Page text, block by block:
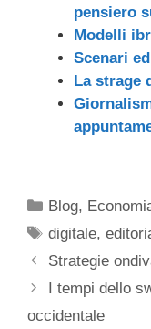
pensiero
Modelli
Scenari
La strage
Categorie
Blog,
Tag
digitale,
Strategie
I tempi dello
occidentale